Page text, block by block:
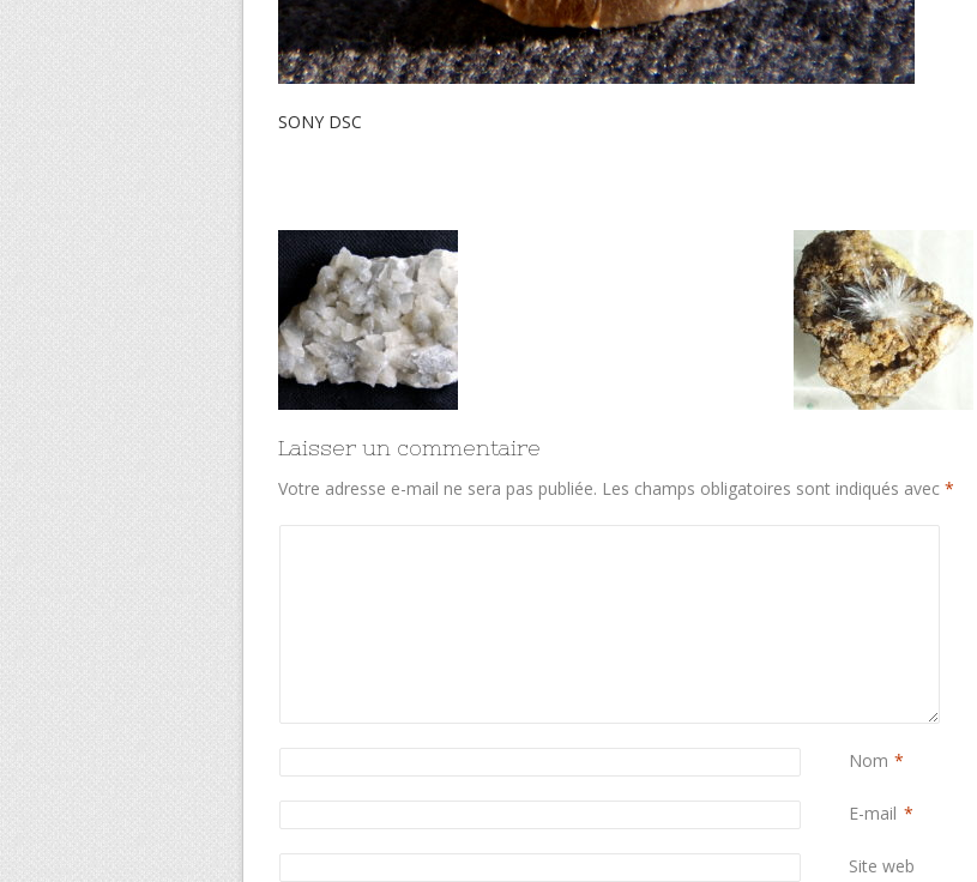
SONY DSC
Laisser un commentaire
Votre adresse e-mail ne sera pas publiée. Les champs obligatoires sont indiqués avec *
Nom *
E-mail *
Site web